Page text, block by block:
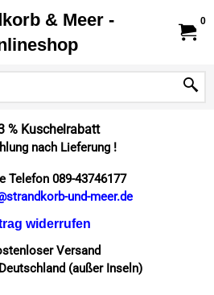
& Meer -
0
% Kuschelrabatt
nach Lieferung !
Telefon 089-43746177
und-meer.de
widerrufen
Versand
(außer Inseln)